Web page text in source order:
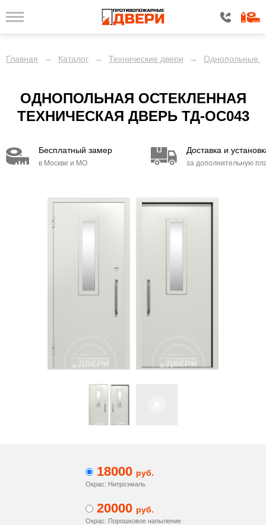
Главная → Каталог → Технические двери → Однопольные
ОДНОПОЛЬНАЯ ОСТЕКЛЕННАЯ
ТЕХНИЧЕСКАЯ ДВЕРЬ ТД-ОС043
Бесплатный замер
в Москве и МО
Доставка и
за дополнительную
18000 руб.
Окрас: Нитроэмаль
20000 руб.
Окрас: Порошковое напыление